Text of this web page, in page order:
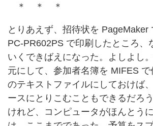
＊ ＊ ＊
とりあえず、招待状を PageMaker
PC-PR602PS で印刷したところ、
いくできばえになった。よしよし
元にして、参加者名簿を MIFES
のテキストファイルにしておけば
ースにとりこむこともできるだろ
けれど、コンピュータがほんとう